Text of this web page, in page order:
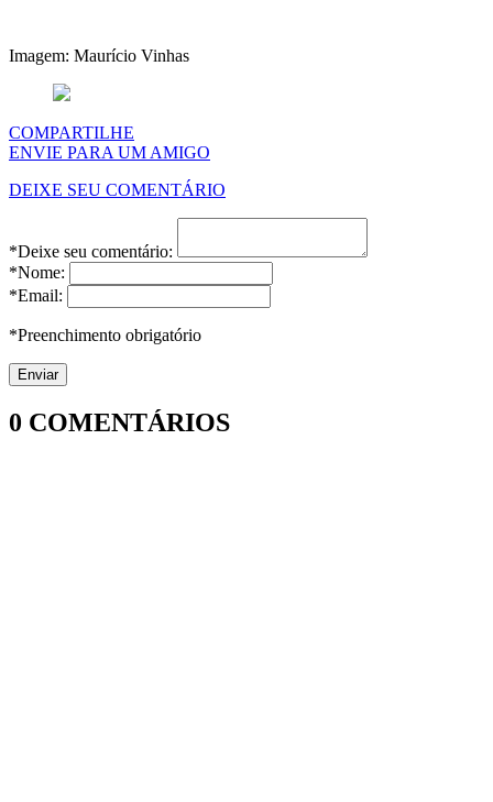
Imagem: Maurício Vinhas
COMPARTILHE
ENVIE PARA UM AMIGO
DEIXE SEU COMENTÁRIO
*Deixe seu comentário:
*Nome:
*Email:
*Preenchimento obrigatório
0 COMENTÁRIOS